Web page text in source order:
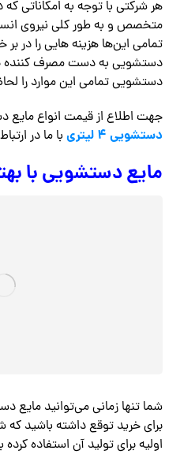
هر شرکتی با توجه به امکاناتی
متخصص و به طور کلی نیروی
تمامی این‌ها هزینه هایی را در بر
دستشویی به دست مصرف کننده
دستشویی تمامی این موارد را
جهت اطلاع از قیمت انواع مایع
دستشویی ۴ لیتری
با ما در
مایع دستشویی با
شما تنها زمانی می‌توانید مایع
برای خرید توقع داشته باشید که
اولیه برای تولید آن استفاده